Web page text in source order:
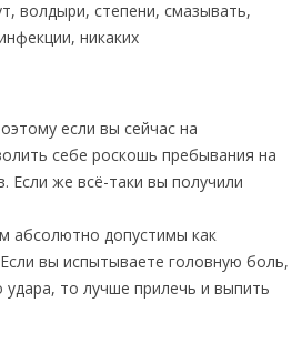
если вы сейчас на
себе роскошь пребывания на
Если же всё-таки вы получили
абсолютно допустимы как
вы испытываете головную боль,
то лучше прилечь и выпить